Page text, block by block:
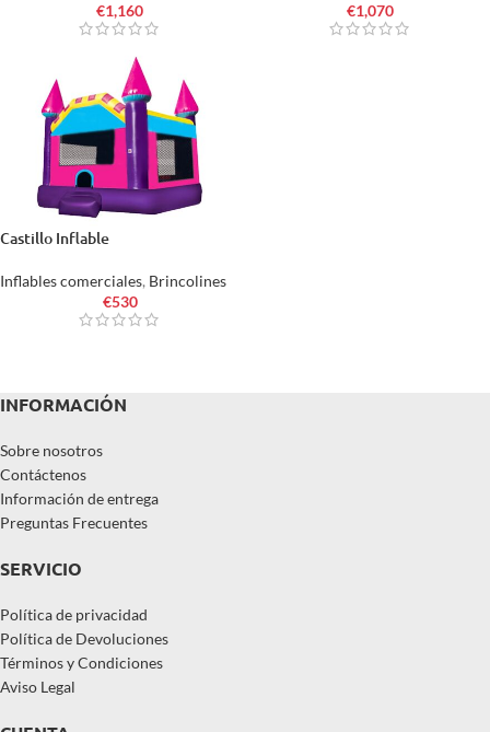
€1,160
€1,070
Castillo Inflable
Inflables comerciales, Brincolines
€530
INFORMACIÓN
Sobre nosotros
Contáctenos
Información de entrega
Preguntas Frecuentes
SERVICIO
Política de privacidad
Política de Devoluciones
Términos y Condiciones
Aviso Legal